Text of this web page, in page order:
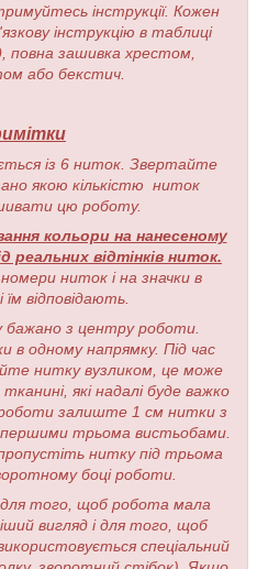
інструкції. Кожен
інструкцію в таблиці
повна зашивка хрестом,
або бекстич.
із 6 ниток. Звертайте
якою кількістю ниток
цю роботу.
кольори на нанесеному
реальних відтінків ниток.
ниток і на значки в
їм відповідають.
з центру роботи.
в одному напрямку. Під час
нитку вузликом, це може
які надалі буде важко
залиште 1 см нитки з
першими трьома вистьобами.
нитку під трьома
боці роботи.
того, щоб робота мала
вигляд і для того, щоб
спеціальний